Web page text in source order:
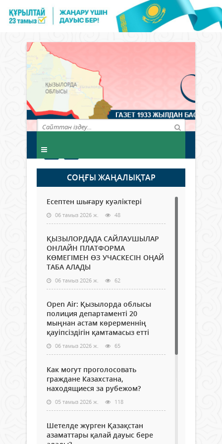
СОҢҒЫ ЖАҢАЛЫҚТАР
Есептен шығару куәліктері
06 тамыз 2026 ж. 48
ҚЫЗЫЛОРДАДА САЙЛАУШЫЛАР
ОНЛАЙН ПЛАТФОРМА
КӨМЕГІМЕН ӨЗ УЧАСКЕСІН ОҢАЙ
ТАБА АЛАДЫ
06 тамыз 2026 ж. 62
Open Air: Қызылорда облысы
полиция департаменті 20
мыңнан астам көрерменнің
қауіпсіздігін қамтамасыз етті
06 тамыз 2026 ж. 65
Как могут проголосовать
граждане Казахстана,
находящиеся за рубежом?
05 тамыз 2026 ж. 118
Шетелде жүрген Қазақстан
азаматтары қалай дауыс бере